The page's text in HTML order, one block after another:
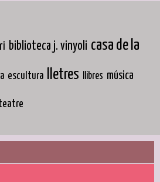
biblioteca j. vinyoli casa de la
escultura lletres llibres música